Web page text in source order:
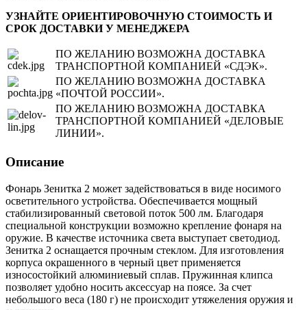
УЗНАЙТЕ ОРИЕНТИРОВОЧНУЮ СТОИМОСТЬ И
СРОК ДОСТАВКИ У МЕНЕДЖЕРА
ПО ЖЕЛАНИЮ ВОЗМОЖНА ДОСТАВКА
ТРАНСПОРТНОЙ КОМПАНИЕЙ «СДЭК».
ПО ЖЕЛАНИЮ ВОЗМОЖНА ДОСТАВКА
«ПОЧТОЙ РОССИИ».
ПО ЖЕЛАНИЮ ВОЗМОЖНА ДОСТАВКА
ТРАНСПОРТНОЙ КОМПАНИЕЙ «ДЕЛОВЫЕ
ЛИНИИ».
Описание
Фонарь Зенитка 2 может задействоваться в виде носимого
осветительного устройства. Обеспечивается мощный
стабилизированный световой поток 500 лм. Благодаря
специальной конструкции возможно крепление фонаря на
оружие. В качестве источника света выступает светодиод.
Зенитка 2 оснащается прочным стеклом. Для изготовления
корпуса окрашенного в черный цвет применяется
износостойкий алюминиевый сплав. Пружинная клипса
позволяет удобно носить аксессуар на поясе. За счет
небольшого веса (180 г) не происходит утяжеления оружия и